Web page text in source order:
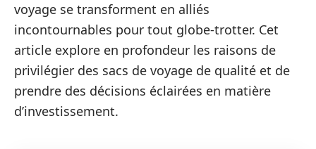
voyage se transforment en alliés
incontournables pour tout globe-trotter. Cet
article explore en profondeur les raisons de
privilégier des sacs de voyage de qualité et de
prendre des décisions éclairées en matière
d’investissement.